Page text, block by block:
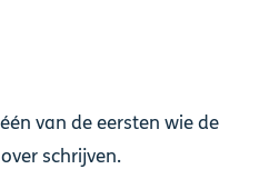
van de eersten wie de
schrijven.